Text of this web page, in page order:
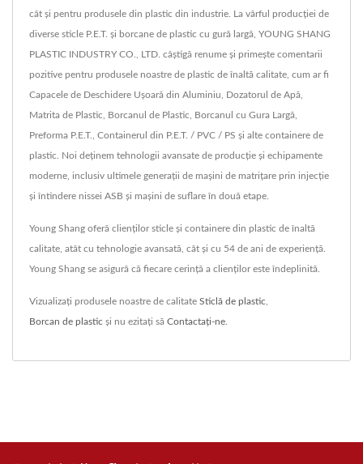
cât și pentru produsele din plastic din industrie. La vârful producției de
diverse sticle P.E.T. și borcane de plastic cu gură largă, YOUNG SHANG
PLASTIC INDUSTRY CO., LTD. câștigă renume și primește comentarii
pozitive pentru produsele noastre de plastic de înaltă calitate, cum ar fi
Capacele de Deschidere Ușoară din Aluminiu, Dozatorul de Apă,
Matrita de Plastic, Borcanul de Plastic, Borcanul cu Gura Largă,
Preforma P.E.T., Containerul din P.E.T. / PVC / PS și alte containere de
plastic. Noi deținem tehnologii avansate de producție și echipamente
moderne, inclusiv ultimele generații de mașini de matrițare prin injecție
și întindere nissei ASB și mașini de suflare în două etape.
Young Shang oferă clienților sticle și containere din plastic de înaltă
calitate, atât cu tehnologie avansată, cât și cu 54 de ani de experiență.
Young Shang se asigură că fiecare cerință a clienților este îndeplinită.
Vizualizați produsele noastre de calitate Sticlă de plastic
Borcan de plastic și nu ezitați să Contactați-ne